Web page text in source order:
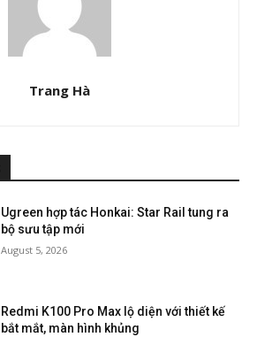
Trang Hà
Ugreen hợp tác Honkai: Star Rail tung ra
bộ sưu tập mới
August 5, 2026
Redmi K100 Pro Max lộ diện với thiết kế
bắt mắt, màn hình khủng